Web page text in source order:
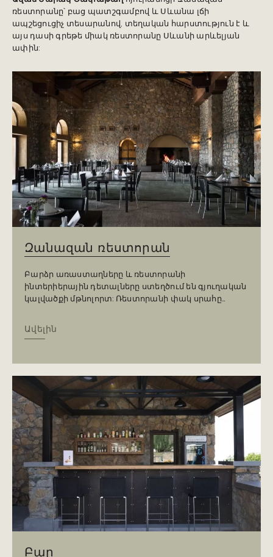
ռեստորանը՝ բաց պատշգամբով և Սևանա լճի
ապշեցուցիչ տեսարանով, տեղական հարստություն է և
այս դասի գրեթե միակ ռեստորանը Սևանի արևելյան
ափին:
Զանազան ռեստորան
Բարձր առաստաղները և ռեստորանի
ինտերիերային դետալները ստեղծում են գյուղական
կալվածքի մթնոլորտ: Ռեստորանի փակ սրահը
կորպորատիվ միջոցառումներ և բանկետներ,
ինչպես նաև ունի բացօթյա պատշգամբ, որտեղից
գտնվող ներքին բակում կան մի քանի բացօթյա
սեղաններ, որտեղ տաք սեզոնին կարելի է վայելել
Ձեր ուտեստը։
Ավելին
Բար